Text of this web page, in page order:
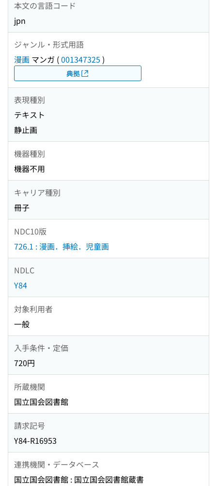
本文の言語コード
jpn
ジャンル・形式用語
漫画 マンガ (001347325 )
典拠
表現種別
テキスト
静止画
機器種別
機器不用
キャリア種別
冊子
NDC10版
726.1 : 漫画．挿絵．児童画
NDLC
Y84
対象利用者
一般
入手条件・定価
720円
所蔵機関
国立国会図書館
請求記号
Y84-R16953
連携機関・データベース
国立国会図書館 : 国立国会図書館蔵書